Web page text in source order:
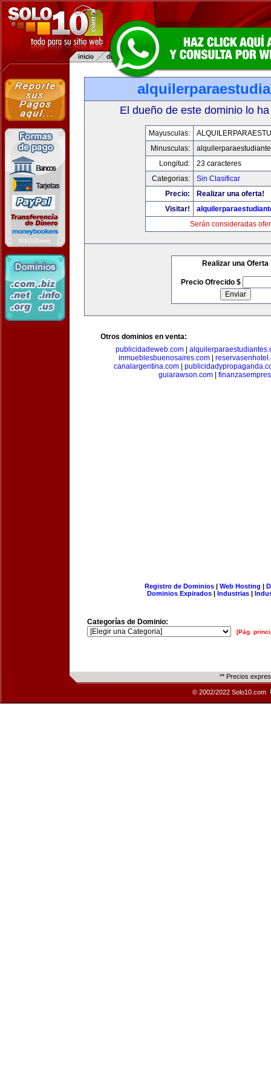
El dueño de este dominio lo
Mayusculas:
Minusculas:
Longitud:
23 caracteres
Categorias:
Sin Clasificar
Precio:
Realizar una oferta!
Visitar!
Serán consideradas
Realizar una Oferta
Precio Ofrecido $
Otros dominios en venta:
publicidadeweb.com|
inmueblesbuenosaires.com
canalargentina.com|
guiarawson.com|
Registro de Dominios| Web Hosting |
Dominios Expirados | Industrias |
Categorías de Dominio:
[Pág.
** Precios
© 2002/2022 Solo10.com